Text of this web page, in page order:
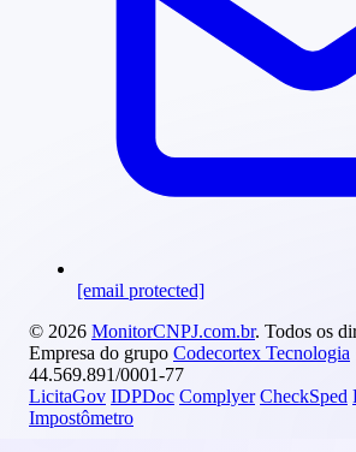
[email protected]
© 2026 MonitorCNPJ.com.br. Todos os
Empresa do grupo Codecortex Tecnologia
44.569.891/0001-77
LicitaGov IDPDoc Complyer CheckSped
Impostômetro